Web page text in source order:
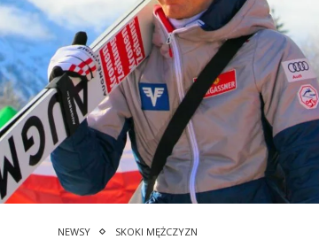
NEWSY SKOKI MĘŻCZYZN